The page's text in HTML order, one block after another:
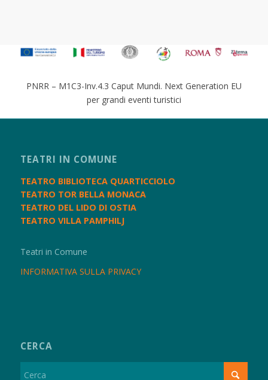
PNRR – M1C3-Inv.4.3 Caput Mundi. Next Generation EU
per grandi eventi turistici
TEATRI IN COMUNE
TEATRO BIBLIOTECA QUARTICCIOLO
TEATRO TOR BELLA MONACA
TEATRO DEL LIDO DI OSTIA
TEATRO VILLA PAMPHILJ
Teatri in Comune
INFORMATIVA SULLA PRIVACY
CERCA